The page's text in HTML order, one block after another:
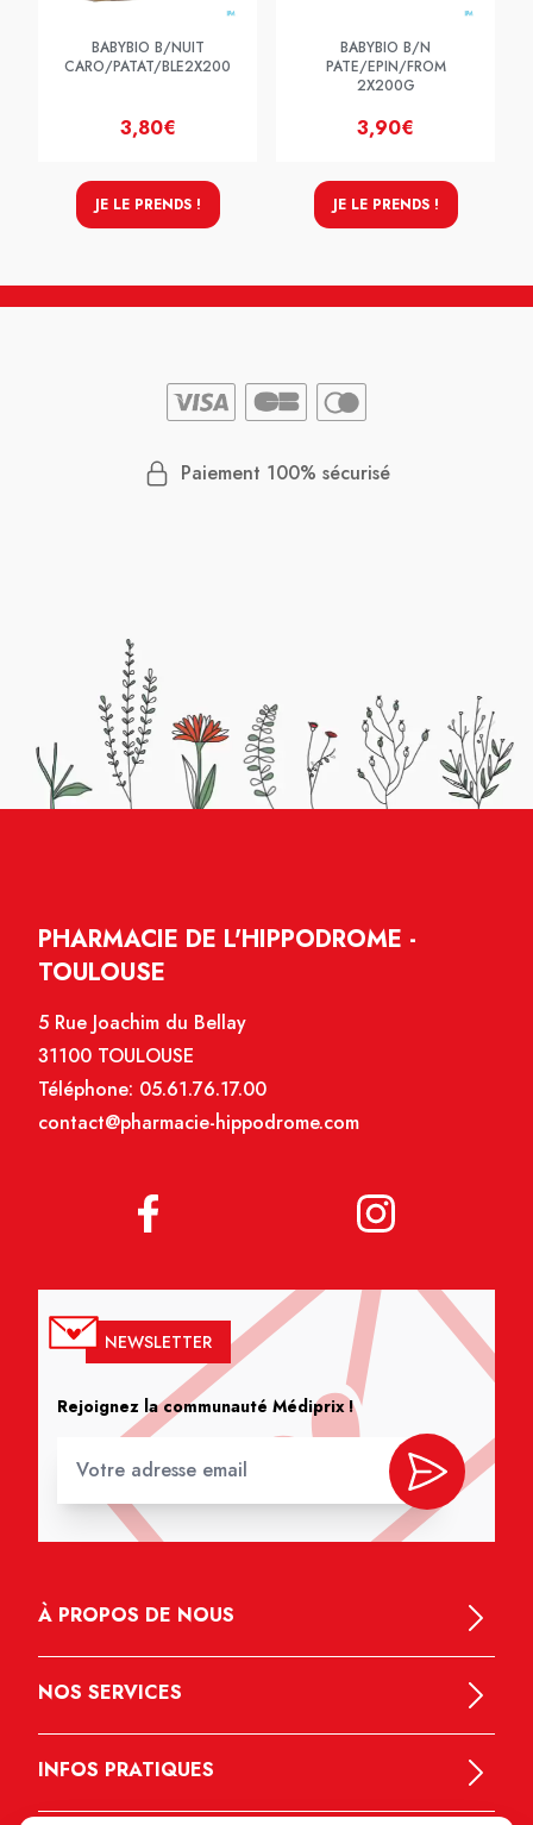
BABYBIO B/NUIT
CARO/PATAT/BLE2X200
3,80€
JE LE PRENDS !
BABYBIO B/N
PATE/EPIN/FROM
2X200G
3,90€
JE LE PRENDS !
Paiement 100% sécurisé
PHARMACIE DE L'HIPPODROME -
TOULOUSE
5 Rue Joachim du Bellay
31100 TOULOUSE
Téléphone: 05.61.76.17.00
contact@pharmacie-hippodrome.com
NEWSLETTER
Rejoignez la communauté Médiprix !
À PROPOS DE NOUS
NOS SERVICES
INFOS PRATIQUES